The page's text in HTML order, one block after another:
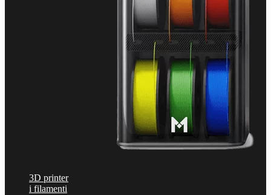
3D printer
i filamenti